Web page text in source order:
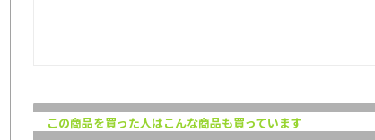
この商品を買った人はこんな商品も買っています